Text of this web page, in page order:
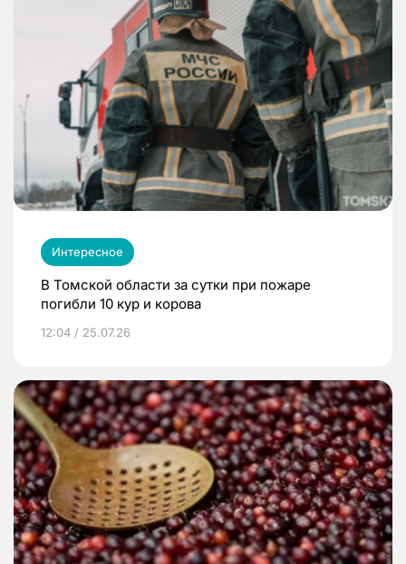
Интересное
В Томской области за сутки при пожаре
погибли 10 кур и корова
12:04 / 25.07.26